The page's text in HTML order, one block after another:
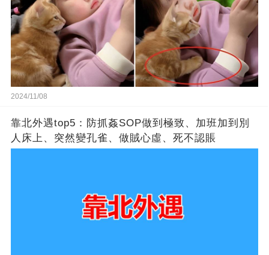
2024/11/08
靠北外遇top5：防抓姦SOP做到極致、加班加到別
人床上、突然變孔雀、做賊心虛、死不認賬